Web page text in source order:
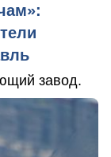
завод.